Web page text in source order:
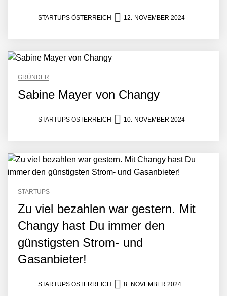
STARTUPS ÖSTERREICH 12. NOVEMBER 2024
GRÜNDER
Sabine Mayer von Changy
STARTUPS ÖSTERREICH 10. NOVEMBER 2024
STARTUPS
Zu viel bezahlen war gestern. Mit
Changy hast Du immer den
günstigsten Strom- und
Gasanbieter!
STARTUPS ÖSTERREICH 8. NOVEMBER 2024